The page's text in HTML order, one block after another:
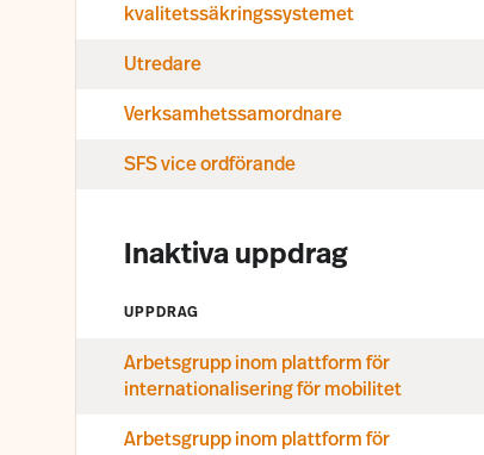
kvalitetssäkringssystemet
Utredare
Verksamhetssamordnare
SFS vice ordförande
Inaktiva uppdrag
UPPDRAG
Arbetsgrupp inom plattform för
internationalisering för mobilitet
Arbetsgrupp inom plattform för